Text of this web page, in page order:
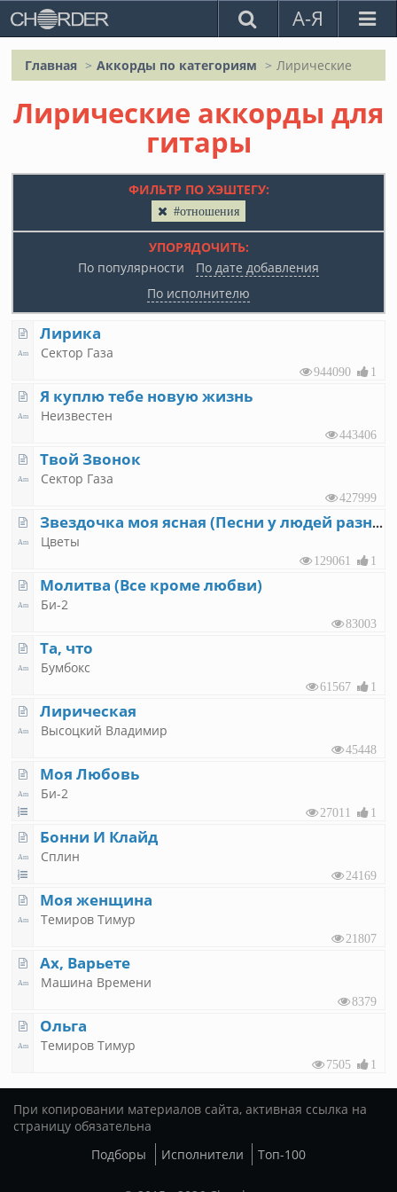
А-Я
Главная Аккорды по категориям Лирические
Лирические аккорды для
гитары
ФИЛЬТР ПО ХЭШТЕГУ:
#отношения
УПОРЯДОЧИТЬ:
По популярности
По дате добавления
По исполнителю
Лирика
Сектор Газа
944090 1
Я куплю тебе новую жизнь
Неизвестен
443406
Твой Звонок
Сектор Газа
427999
Звездочка моя ясная (Песни у людей разные)
Цветы
129061 1
Молитва (Все кроме любви)
Би-2
83003
Та, что
Бумбокс
61567 1
Лирическая
Высоцкий Владимир
45448
Моя Любовь
Би-2
27011 1
Бонни И Клайд
Сплин
24169
Моя женщина
Темиров Тимур
21807
Ах, Варьете
Машина Времени
8379
Ольга
Темиров Тимур
7505 1
При копировании материалов сайта, активная ссылка на
страницу обязательна
Подборы
Исполнители Топ-100